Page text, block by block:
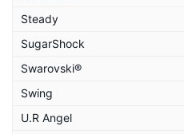
Steady
SugarShock
Swarovski®
Swing
U.R Angel